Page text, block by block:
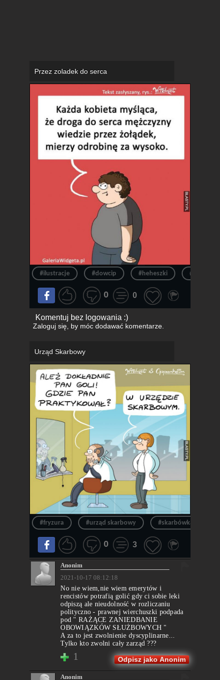
Przez zoladek do serca
#ilustracje #dowcip #heheszki
0 0
Komentuj bez logowania :)
Zaloguj się, by móc dodawać komentarze.
Urząd Skarbowy
#fryzura #urząd skarbowy #skarbówka
0 3
Anonim
2021-10-17 08:12:18
No nie wiem,nie wiem emerytów i
rencistów potrafią golić gdy ci sobie leki
odpiszą ale nieudolność w rozliczaniu
polityczno - prawnej wierchuszki podpada
pod " RAŻĄCE ZANIEDBANIE
OBOWIĄZKÓW SŁUŻBOWYCH "
A za to jest zwolnienie dyscyplinarne...
Tylko kto zwolni cały zarząd ???
1 Odpisz jako Anonim
Anonim